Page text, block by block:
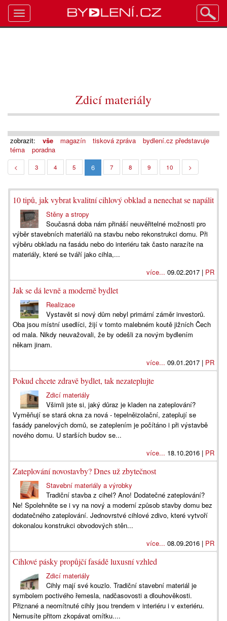
Zdicí materiály
zobrazit: vše magazín tisková zpráva
bydlení.cz představuje
téma
poradna
< 3 4 5 6 7 8 9 10 >
10 tipů, jak vybrat kvalitní cihlový obklad a nenechat se napálit
Stěny a stropy
Současná doba nám přináší neuvěřitelné možnosti pro
výběr stavebních materiálů na stavbu nebo rekonstrukci domu. Při
výběru obkladu na fasádu nebo do interiéru tak často narazíte na
materiály, které se tváří jako cihla,...
více... 09.02.2017 | PR
Jak se dá levně a moderně bydlet
Realizace
Vystavět si nový dům nebyl primární záměr investorů.
Oba jsou místní usedlíci, žijí v tomto malebném koutě jižních Čech
od mala. Nikdy neuvažovali, že by odešli za novým bydlením
někam jinam.
více... 09.01.2017 | PR
Pokud chcete zdravě bydlet, tak nezateplujte
Zdicí materiály
Všimli jste si, jaký důraz je kladen na zateplování?
Vyměňují se stará okna za nová - tepelněizolační, zateplují se
fasády panelových domů, se zateplením je počítáno i při výstavbě
nového domu. U starších budov se...
více... 18.10.2016 | PR
Zateplování novostavby? Dnes už zbytečnost
Stavební materiály a výrobky
Tradiční stavba z cihel? Ano! Dodatečné zateplování?
Ne! Spolehněte se i vy na nový a moderní způsob stavby domu bez
dodatečného zateplování. Jednovrstvé cihlové zdivo, které vytvoří
dokonalou konstrukci obvodových stěn...
více... 08.09.2016 | PR
Cihlové pásky propůjčí fasádě luxusní vzhled
Zdicí materiály
Cihly mají své kouzlo. Tradiční stavební materiál je
symbolem poctivého řemesla, nadčasovosti a dlouhověkosti.
Přiznané a neomítnuté cihly jsou trendem v interiéru i v exteriéru.
Nemusíte přitom zkopávat omítku....
Toggle
navigation